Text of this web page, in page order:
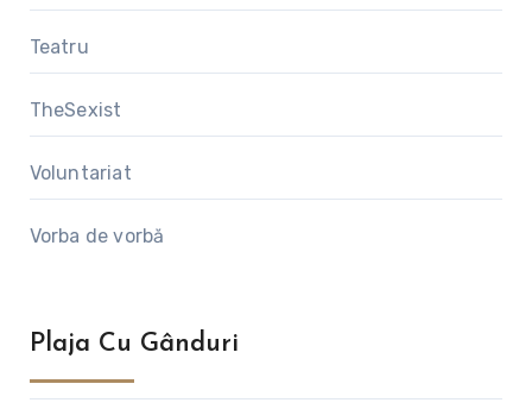
Teatru
TheSexist
Voluntariat
Vorba de vorbă
Plaja Cu Gânduri